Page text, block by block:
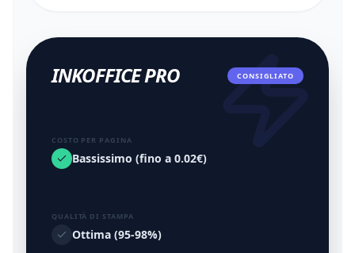
INKOFFICE PRO CONSIGLIATO
COSTO PER PAGINA
Bassissimo (fino a 0.02€)
QUALITÀ DI STAMPA
Ottima (95-98%)